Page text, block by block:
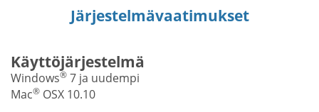
Järjestelmävaatimukset
Käyttöjärjestelmä
Windows® 7 ja uudempi
Mac® OSX 10.10